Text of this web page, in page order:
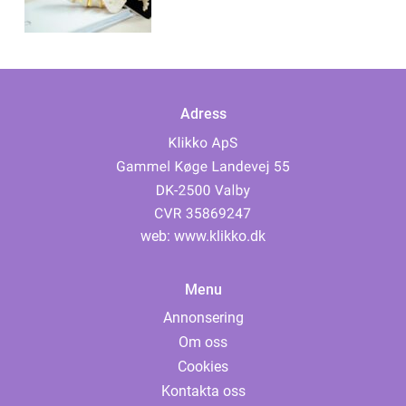
Adress
web: www.klikko.dk
Menu
Annonsering
Om oss
Cookies
Kontakta oss